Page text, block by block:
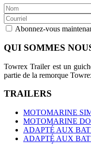
Abonnez-vous
QUI SOMMES
Towrex Trailer est un
partie de la remorque
TRAILERS
MOTOMARINE
MOTOMARINE
ADAPTÉ AUX
ADAPTÉ AUX